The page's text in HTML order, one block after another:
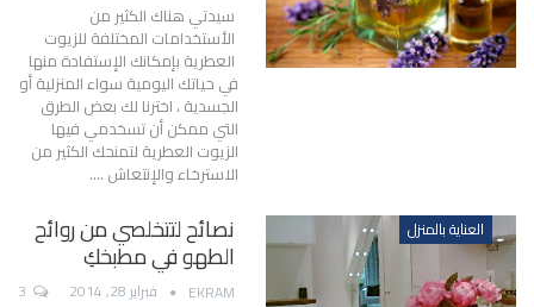
سيدتي هناك الكثير من
الأستخدامات المختلفة للزيوت
العطرية بإمكانك الإستفادة منها
في حياتك اليومية سواء المنزلية أو
الجسدية ، اخترنا لك بعض الطرق
التي ممكن أن تسخدمي فيها
الزيوت العطرية لتمنحك الكثير من
الاسترخاء والإنتعاش .…
العناية بالمنزل نصائح لتتخلصي من روائح
الطهو في مطبخكِ
EKRAM فبراير 28, 2014